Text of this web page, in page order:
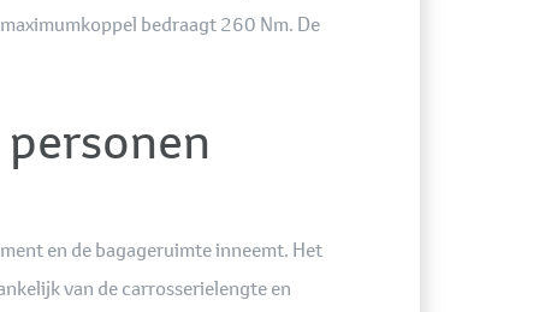
bedraagt 260 Nm. De
en de bagageruimte inneemt. Het
van de carrosserielengte en